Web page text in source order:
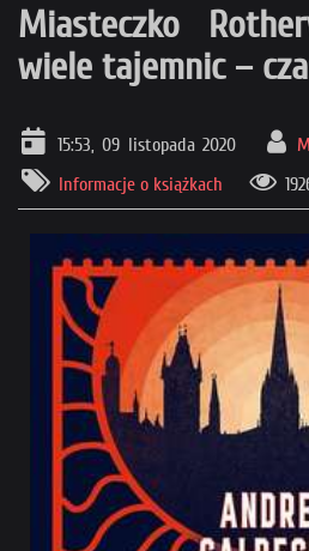
Miasteczko
wiele tajemnic –
15:53, 09 listopada 2020
Informacje o książkach